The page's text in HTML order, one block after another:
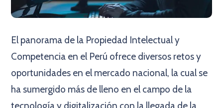
El panorama de la Propiedad Intelectual y
Competencia en el Perú ofrece diversos retos y
oportunidades en el mercado nacional, la cual se
ha sumergido más de lleno en el campo de la